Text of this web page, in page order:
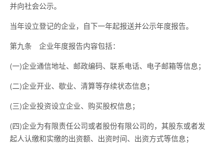
并向社会公示。
当年设立登记的企业，自下一年起报送并公示年度报告。
第九条 企业年度报告内容包括：
(一)企业通信地址、邮政编码、联系电话、电子邮箱等信息；
(二)企业开业、歇业、清算等存续状态信息；
(三)企业投资设立企业、购买股权信息；
(四)企业为有限责任公司或者股份有限公司的，其股东或者发
起人认缴和实缴的出资额、出资时间、出资方式等信息；